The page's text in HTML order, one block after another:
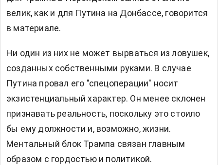
велик, как и для Путина на Донбассе, говорится
в материале.
Ни один из них не может вырваться из ловушек,
созданных собственными руками. В случае
Путина провал его "спецоперации" носит
экзистенциальный характер. Он менее склонен
признавать реальность, поскольку это стоило
бы ему должности и, возможно, жизни.
Ментальный блок Трампа связан главным
образом с гордостью и политикой.